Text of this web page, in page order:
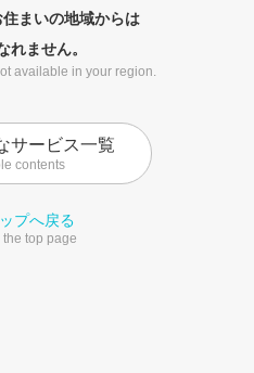
まいの地域からは
れません。
available in your region.
サービス一覧
contents
プへ戻る
the top page